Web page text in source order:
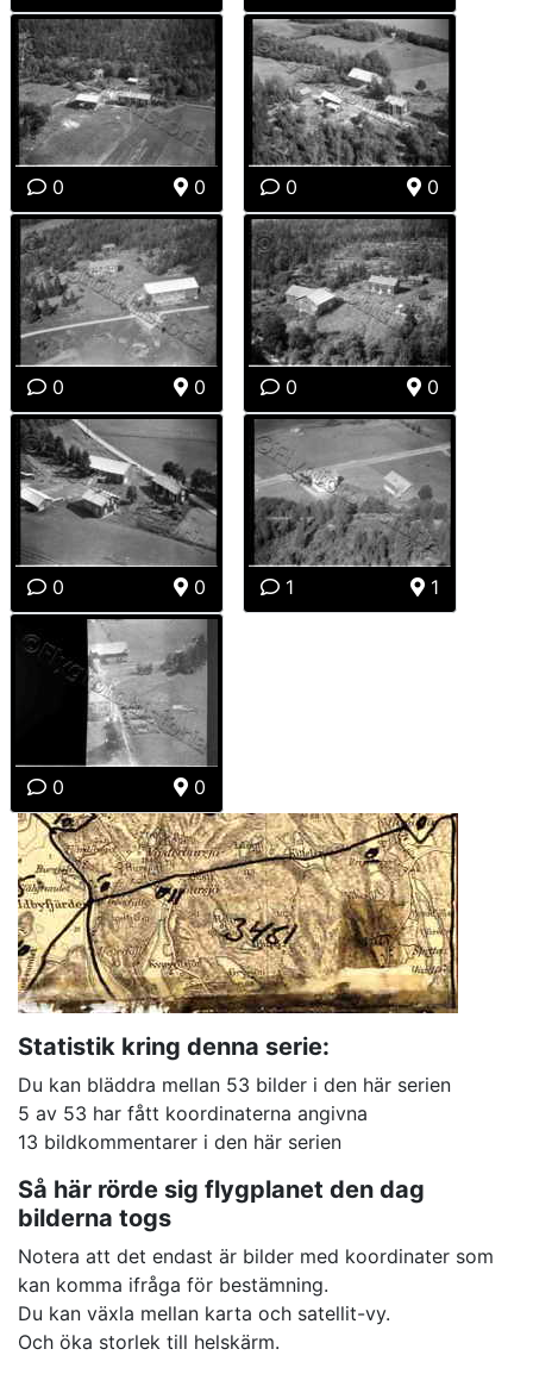
0 0 0 0
0 0 0 0
0 0 1 1
0 0
Statistik kring denna serie:
Du kan bläddra mellan 53 bilder i den här serien
5 av 53 har fått koordinaterna angivna
13 bildkommentarer i den här serien
Så här rörde sig flygplanet den dag
bilderna togs
Notera att det endast är bilder med koordinater som
kan komma ifråga för bestämning.
Du kan växla mellan karta och satellit-vy.
Och öka storlek till helskärm.